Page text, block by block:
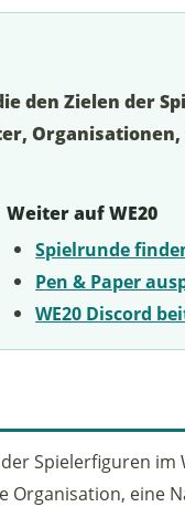
den Zielen der
Weiter auf WE20
Spielrunde
Pen & Paper
WE20 Discord
Spielerfiguren im
Organisation, eine